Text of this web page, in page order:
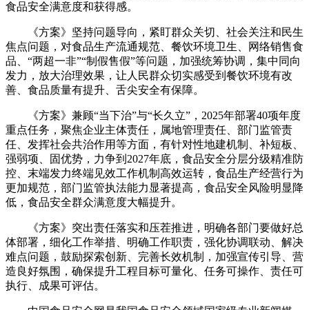
食品安全满意度和获得感。
《方案》坚持问题导向，紧盯群众关切、社会关注和民生
焦点问题，对食品生产流通规范、餐饮环境卫生、网络销售食
品、“两超一非”“制假售假”等问题，加强统筹协调，集中同向
发力，放大治理效果，让人民群众切实感受到餐饮环境有改
善、食品质量有提升、舌尖安全有保障。
《方案》兼顾“当下治”与“长久立”，2025年部署40项年度
重点任务，聚焦企业主体责任，属地管理责任、部门监管责
任、发挥社会共治作用等方面，有针对性地建机制、补短板、
强弱项、固优势，力争到2027年底，食品安全分层分级精准防
控、末端发力终端见效工作机制高效运转，食品生产经营行为
更加规范，部门监管执法能力显著提高，食品安全风险明显降
低，食品安全群众满意度大幅提升。
《方案》突出责任落实和压茬推进，明确各部门要做好总
体部署，细化工作举措、明确工作职责，强化协调联动、解决
难点问题，鼓励探索创新、完善长效机制，加强宣传引导、营
造良好氛围，确保提升工程目标可量化、任务可操作、责任可
执行、成果可评估。